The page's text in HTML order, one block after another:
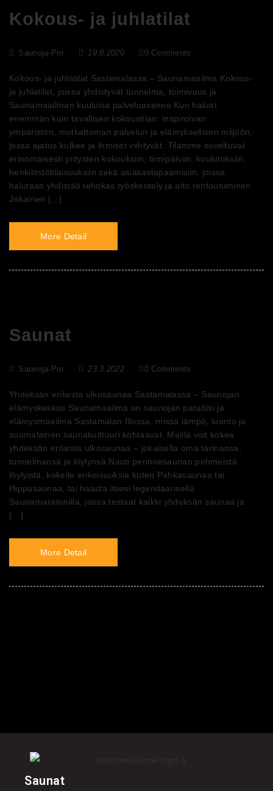
Kokous- ja juhlatilat
Saunoja-Pro 19.8.2020 0 Comments
Kokous- ja juhlatilat Sastamalassa – Saunamaailma Kokous-
ja juhlatilat, joissa yhdistyvät tunnelma, toimivuus ja
Saunamaailman kuuluisa palveluasenne Kun haluat
enemmän kuin tavallisen kokoustilan: inspiroivan
ympäristön, mutkattoman palvelun ja elämyksellisen miljöön,
jossa ajatus kulkee ja ihmiset viihtyvät. Tilamme soveltuvat
erinomaisesti yritysten kokouksiin, tiimipäiviin, koulutuksiin,
henkilöstötilaisuuksiin sekä asiakastapaamisiin, joissa
halutaan yhdistää tehokas työskentely ja aito rentoutuminen.
Jokainen […]
More Detail
Saunat
Saunoja-Pro 23.3.2022 0 Comments
Yhdeksän erilaista ulkosaunaa Sastamalassa – Saunojan
elämyskeskus Saunamaailma on saunojan paratiisi ja
elämysmaailma Sastamalan Illossa, missä lämpö, luonto ja
suomalainen saunakulttuuri kohtaavat. Meillä voit kokea
yhdeksän erilaista ulkosaunaa – jokaisella oma tarinansa,
tunnelmansa ja löylynsä.Nauti perinnesaunan pehmeistä
löylyistä, kokeile erikoisuuksia kuten Pahkasaunaa tai
Hippusaunaa, tai haasta itsesi legendaarisella
Saunamaratonilla, jossa testaat kaikki yhdeksän saunaa ja
[…]
More Detail
Saunat